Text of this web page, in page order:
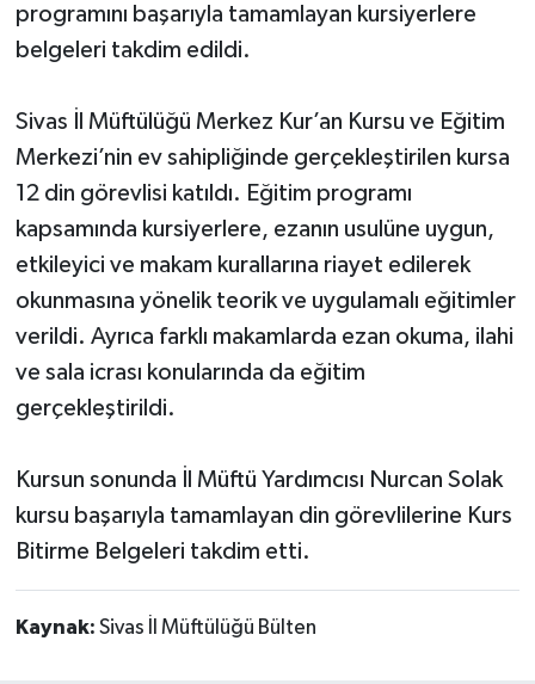
programını başarıyla tamamlayan kursiyerlere
belgeleri takdim edildi.
Sivas İl Müftülüğü Merkez Kur’an Kursu ve Eğitim
Merkezi’nin ev sahipliğinde gerçekleştirilen kursa
12 din görevlisi katıldı. Eğitim programı
kapsamında kursiyerlere, ezanın usulüne uygun,
etkileyici ve makam kurallarına riayet edilerek
okunmasına yönelik teorik ve uygulamalı eğitimler
verildi. Ayrıca farklı makamlarda ezan okuma, ilahi
ve sala icrası konularında da eğitim
gerçekleştirildi.
Kursun sonunda İl Müftü Yardımcısı Nurcan Solak
kursu başarıyla tamamlayan din görevlilerine Kurs
Bitirme Belgeleri takdim etti.
Kaynak: Sivas İl Müftülüğü Bülten